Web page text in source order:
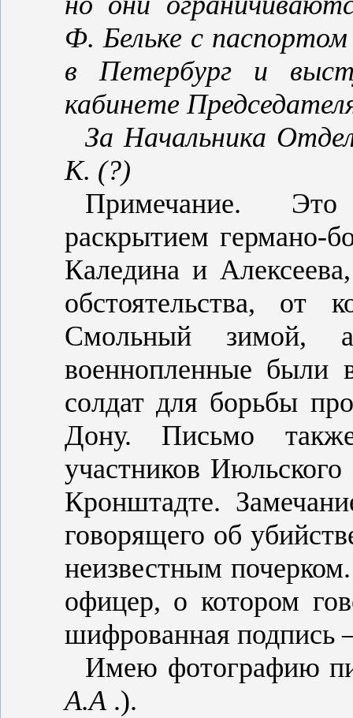
Ф. Бельке с
в Петербург и
кабинете
За Начальника
К. (?)
Примечание. Это
раскрытием
Каледина и
обстоятельства, от
Смольный зимой,
военнопленные были
солдат для борьбы
Дону. Письмо
участников
Кронштадте.
говорящего об
неизвестным
офицер, о котором
шифрованная подпись
Имею фотографию
А.А.).